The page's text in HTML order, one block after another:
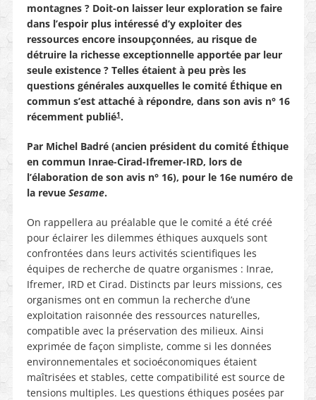
montagnes ? Doit-on laisser leur exploration se faire
dans l’espoir plus intéressé d’y exploiter des
ressources encore insoupçonnées, au risque de
détruire la richesse exceptionnelle apportée par leur
seule existence ? Telles étaient à peu près les
questions générales auxquelles le comité Éthique en
commun s’est attaché à répondre, dans son avis n° 16
récemment publié1.
Par Michel Badré (ancien président du comité Éthique
en commun Inrae-Cirad-Ifremer-IRD, lors de
l’élaboration de son avis n° 16), pour le 16e numéro de
la revue Sesame.
On rappellera au préalable que le comité a été créé
pour éclairer les dilemmes éthiques auxquels sont
confrontées dans leurs activités scientifiques les
équipes de recherche de quatre organismes : Inrae,
Ifremer, IRD et Cirad. Distincts par leurs missions, ces
organismes ont en commun la recherche d’une
exploitation raisonnée des ressources naturelles,
compatible avec la préservation des milieux. Ainsi
exprimée de façon simpliste, comme si les données
environnementales et socioéconomiques étaient
maîtrisées et stables, cette compatibilité est source de
tensions multiples. Les questions éthiques posées par